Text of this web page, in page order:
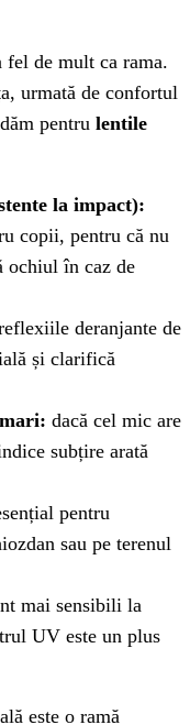
de mult ca rama.
urmată de confortul
pentru lentile
la impact):
copii, pentru că nu
ochiul în caz de
deranjante de
și clarifică
dacă cel mic are
subțire arată
pentru
sau pe terenul
mai sensibili la
UV este un plus
este o ramă